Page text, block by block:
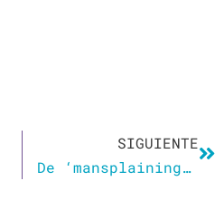
SIGUIENTE
De ‘mansplaining’ a ‘male-gaze’, éstas son las palabras que definen al sexismo